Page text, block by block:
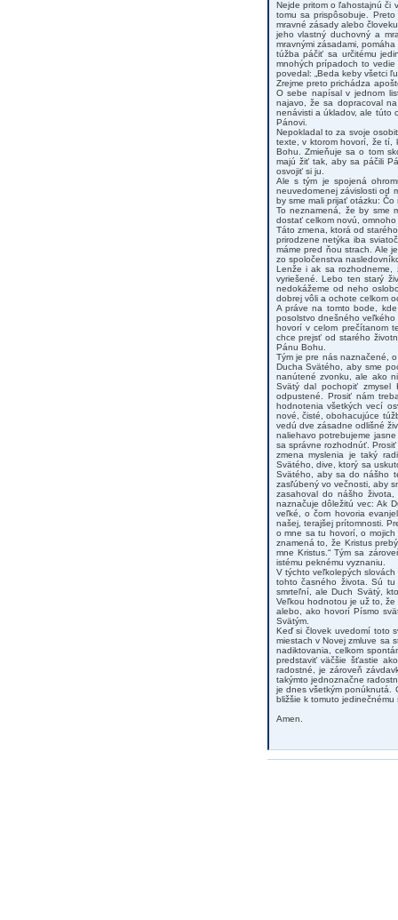
Nejde pritom o ľahostajnú či
tomu sa prispôsobuje.
mravné zásady alebo
jeho vlastný duchovný a
mravnými zásadami,
túžba páčiť sa určitému
mnohých prípadoch to
povedal: „Beda keby všetci
Zrejme preto prichádza
O sebe napísal v jednom
najavo, že sa dopracoval
nenávisti a úkladov, ale túto
Pánovi.
Nepokladal to za svoje
texte, v ktorom hovorí, že tí,
Bohu. Zmieňuje sa o tom
majú žiť tak, aby sa páčili
osvojiť si ju.
Ale s tým je spojená
neuvedomenej závislosti od
by sme mali prijať otázku:
To neznamená, že by sme
dostať celkom novú,
Táto zmena, ktorá od
prirodzene netýka iba
máme pred ňou strach. Ale
zo spoločenstva
Lenže i ak sa rozhodneme,
vyriešené. Lebo ten starý
nedokážeme od neho
dobrej vôli a ochote celkom
A práve na tomto bode,
posolstvo dnešného
hovorí v celom prečítanom
chce prejsť od starého
Pánu Bohu.
Tým je pre nás naznačené,
Ducha Svätého, aby sme
nanútené zvonku, ale ako
Svätý dal pochopiť zmysel
odpustené. Prosiť nám
hodnotenia všetkých vecí
nové, čisté, obohacujúce
vedú dve zásadne odlišné
naliehavo potrebujeme
sa správne rozhodnúť.
zmena myslenia je taký
Svätého, dive, ktorý sa
Svätého, aby sa do nášho
zasľúbený vo večnosti, aby
zasahoval do nášho
naznačuje dôležitú vec: Ak
veľké, o čom hovoria
našej, terajšej prítomnosti.
o mne sa tu hovorí, o
znamená to, že Kristus
mne Kristus.“ Tým sa
istému peknému vyznaniu.
V týchto veľkolepých
tohto časného života. Sú tu
smrteľní, ale Duch Svätý,
Veľkou hodnotou je už to,
alebo, ako hovorí Písmo
Svätým.
Keď si človek uvedomí toto
miestach v Novej zmluve sa
nadiktovania, celkom
predstaviť väčšie šťastie
radostné, je zároveň
takýmto jednoznačne
je dnes všetkým ponúknutá.
bližšie k tomuto
Amen.